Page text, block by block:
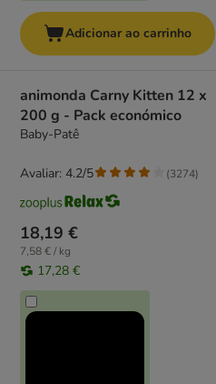
Adicionar ao carrinho
animonda Carny Kitten 12 x
200 g - Pack económico
Baby-Patê
18,19 €
7,58 € / kg
17,28 €
Avaliar: 4.2/5 (3274)